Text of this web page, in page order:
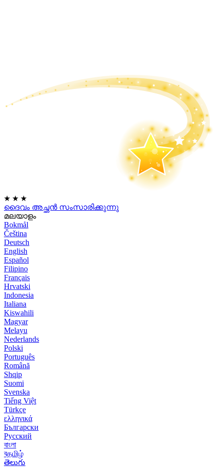
★ ★ ★
ദൈവം അച്ഛൻ സംസാരിക്കുന്നു
മലയാളം
Bokmål
Čeština
Deutsch
English
Español
Filipino
Français
Hrvatski
Indonesia
Italiana
Kiswahili
Magyar
Melayu
Nederlands
Polski
Português
Română
Shqip
Suomi
Svenska
Tiếng Việt
Türkçe
ελληνικά
Български
Русский
বাংলা
বதமிழ்
తెలుగు